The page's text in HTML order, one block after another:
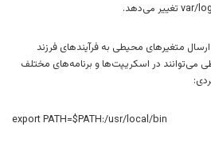
متغیرهای محیطی به فرآیندهای فرزند
در اسکریپت‌ها و برنامه‌های مختلف
export PATH=$PATH:/usr/local/bin